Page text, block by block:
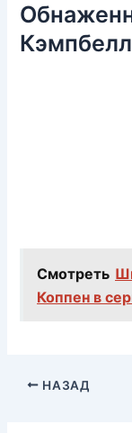
Смотреть
Коппен в
НАЗАД